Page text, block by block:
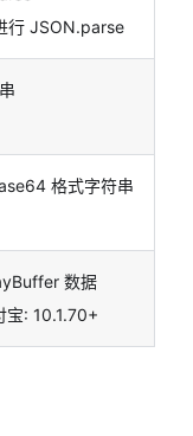
行 JSON.parse
格式字符串
数据
宝: 10.1.70+